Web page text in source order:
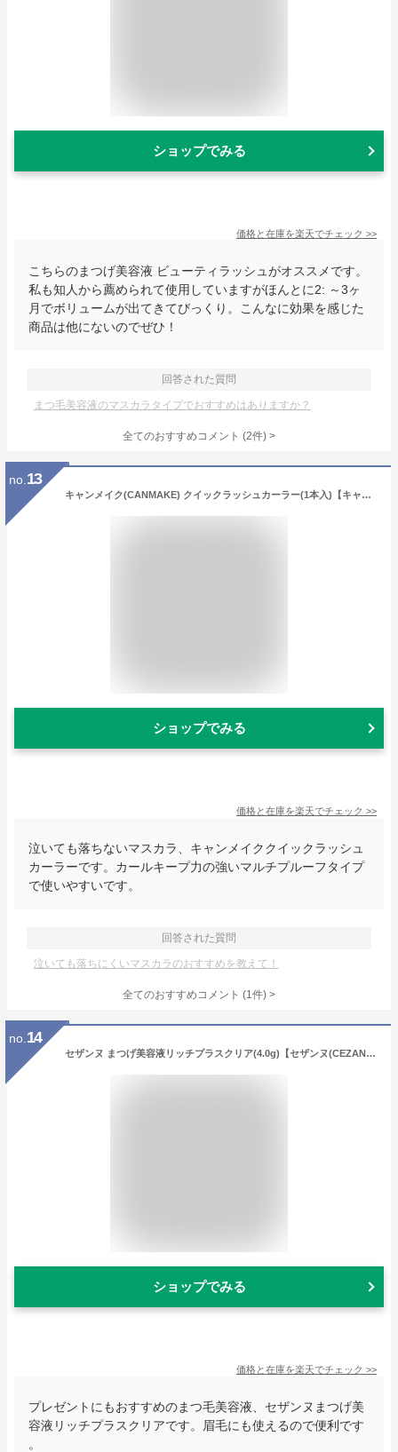
ショップでみる
価格と在庫を楽天でチェック >>
こちらのまつげ美容液 ビューティラッシュがオススメです。
私も知人から薦められて使用していますがほんとに2: ～3ヶ
月でボリュームが出てきてびっくり。こんなに効果を感じた
商品は他にないのでぜひ！
回答された質問
まつ毛美容液のマスカラタイプでおすすめはありますか？
全てのおすすめコメント (2件) >
no. 13
キャンメイク(CANMAKE) クイックラッシュカーラー(1本入)【キャンメイク(CANMAKE)】
ショップでみる
価格と在庫を楽天でチェック >>
泣いても落ちないマスカラ、キャンメイククイックラッシュ
カーラーです。カールキープ力の強いマルチプルーフタイプ
で使いやすいです。
回答された質問
泣いても落ちにくいマスカラのおすすめを教えて！
全てのおすすめコメント (1件) >
no. 14
セザンヌ まつげ美容液リッチプラスクリア(4.0g)【セザンヌ(CEZANNE)】
ショップでみる
価格と在庫を楽天でチェック >>
プレゼントにもおすすめのまつ毛美容液、セザンヌまつげ美
容液リッチプラスクリアです。眉毛にも使えるので便利です
。